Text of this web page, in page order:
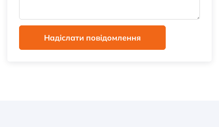
Надіслати повідомлення